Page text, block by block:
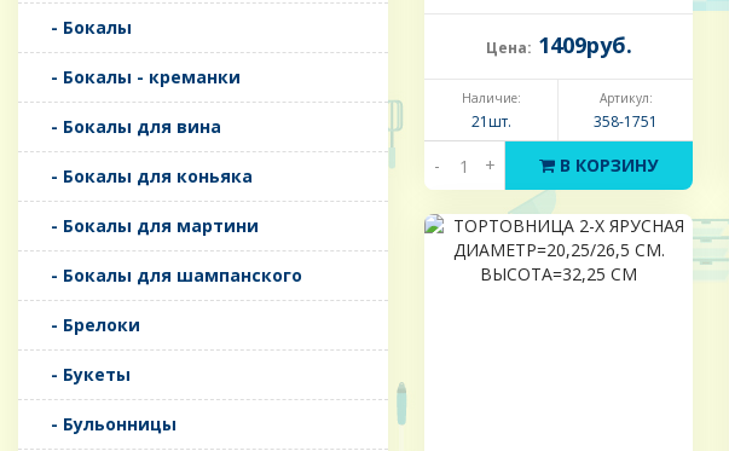
- Бокалы
- Бокалы - креманки
- Бокалы для вина
- Бокалы для коньяка
- Бокалы для мартини
- Бокалы для шампанского
- Брелоки
- Букеты
- Бульонницы
Цена: 1409руб.
Наличие:
21шт.
Артикул:
358-1751
- + В КОРЗИНУ